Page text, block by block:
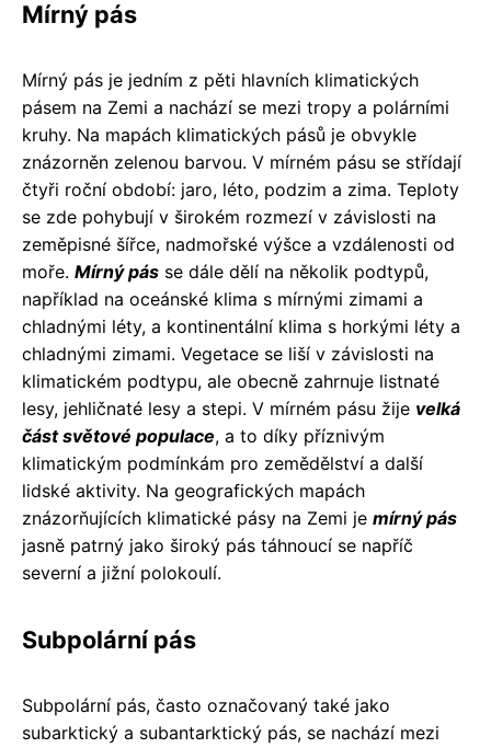
Mírný pás
Mírný pás je jedním z pěti hlavních klimatických
pásem na Zemi a nachází se mezi tropy a polárními
kruhy. Na mapách klimatických pásů je obvykle
znázorněn zelenou barvou. V mírném pásu se střídají
čtyři roční období: jaro, léto, podzim a zima. Teploty
se zde pohybují v širokém rozmezí v závislosti na
zeměpisné šířce, nadmořské výšce a vzdálenosti od
moře. Mírný pás se dále dělí na několik podtypů,
například na oceánské klima s mírnými zimami a
chladnými léty, a kontinentální klima s horkými léty a
chladnými zimami. Vegetace se liší v závislosti na
klimatickém podtypu, ale obecně zahrnuje listnaté
lesy, jehličnaté lesy a stepi. V mírném pásu žije velká
část světové populace, a to díky příznivým
klimatickým podmínkám pro zemědělství a další
lidské aktivity. Na geografických mapách
znázorňujících klimatické pásy na Zemi je mírný pás
jasně patrný jako široký pás táhnoucí se napříč
severní a jižní polokoulí.
Subpolární pás
Subpolární pás, často označovaný také jako
subarktický a subantarktický pás, se nachází mezi